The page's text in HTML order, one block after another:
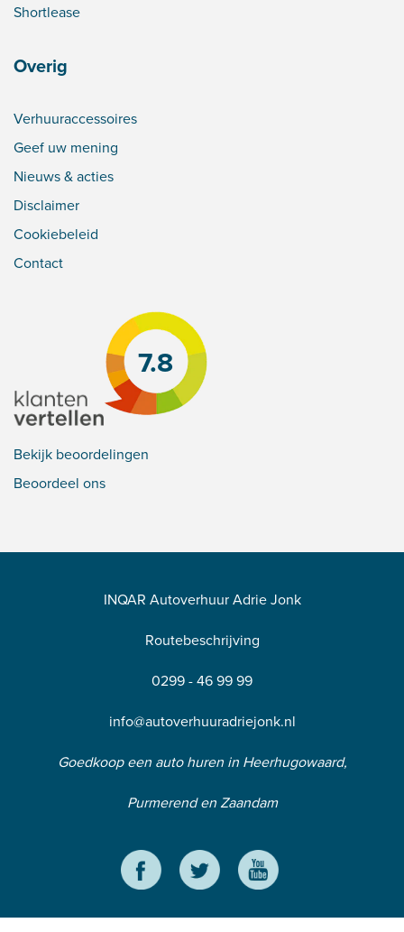
Shortlease
Overig
Verhuuraccessoires
Geef uw mening
Nieuws & acties
Disclaimer
Cookiebeleid
Contact
7.8
Bekijk beoordelingen
Beoordeel ons
INQAR Autoverhuur Adrie Jonk
Routebeschrijving
0299 - 46 99 99
info@autoverhuuradriejonk.nl
Goedkoop een auto huren in Heerhugowaard,
Purmerend en Zaandam